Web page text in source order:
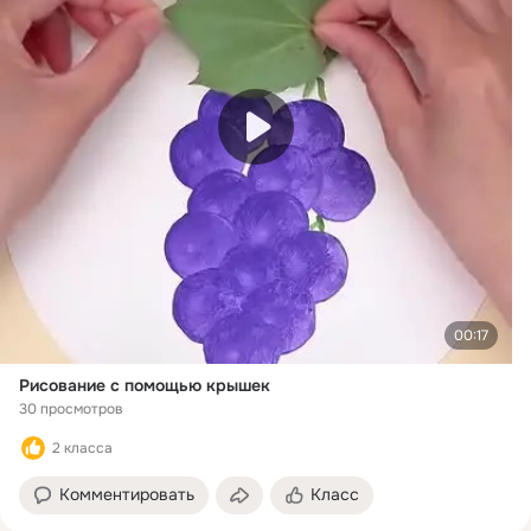
перешлите пост тем, для
кого эта тема близка.
00:17
Рисование с помощью крышек
30 просмотров
2 класса
Комментировать Класс